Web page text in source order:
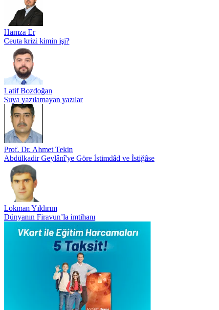
Hamza Er
Ceuta krizi kimin işi?
Latif Bozdoğan
Suya yazılamayan yazılar
Prof. Dr. Ahmet Tekin
Abdülkadir Geylânî'ye Göre İstimdâd ve İstiğâse
Lokman Yıldırım
Dünyanın Firavun’la imtihanı